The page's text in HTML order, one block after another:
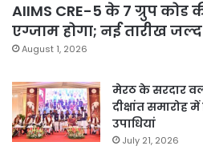
AIIMS CRE-5 के 7 ग्रुप कोड की
एग्जाम होगा; नई तारीख जल्द
August 1, 2026
मेरठ के सरदार
दीक्षांत समारोह में
उपाधियां
July 21, 2026